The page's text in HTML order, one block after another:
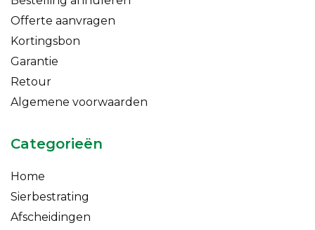
Offerte aanvragen
Kortingsbon
Garantie
Retour
Algemene voorwaarden
Categorieën
Home
Sierbestrating
Afscheidingen